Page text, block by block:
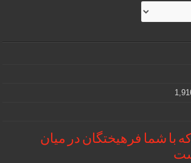
با شما فرهیختگان در میان